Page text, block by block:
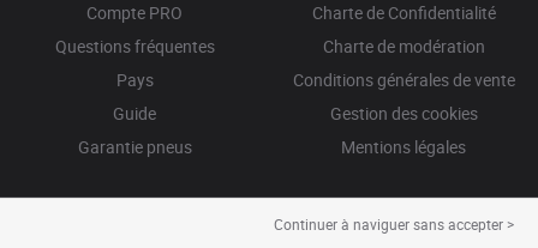
Compte PRO
Questions fréquentes
Pays
Guide
Garantie pneus
Charte de Confidentialité
Charte de modération
Conditions générales de vente
Gestion des cookies
Mentions légales
Continuer à naviguer sans accepter >